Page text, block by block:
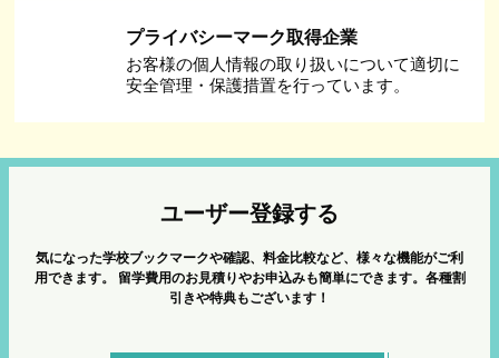
プライバシーマーク取得企業
お客様の個人情報の取り扱いについて適切に
安全管理・保護措置を行っています。
ユーザー登録する
気になった学校ブックマークや確認、料金比較など、様々な機能がご利
用できます。
留学費用のお見積りやお申込みも簡単にできます。各種割
引きや特典もございます！